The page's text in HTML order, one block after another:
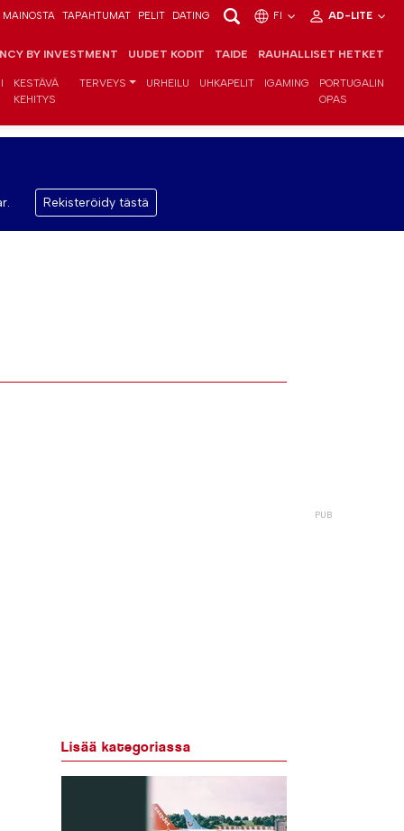
MAINOSTA TAPAHTUMAT PELIT DATING FI AD-LITE
BY INVESTMENT UUDET KODIT TAIDE RAUHALLISET HETKET
KESTÄVÄ
KEHITYS
TERVEYS URHEILU UHKAPELIT IGAMING
PORTUGALIN
OPAS
Rekisteröidy tästä
Lisää kategoriassa